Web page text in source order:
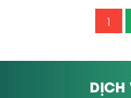
1
DỊCH